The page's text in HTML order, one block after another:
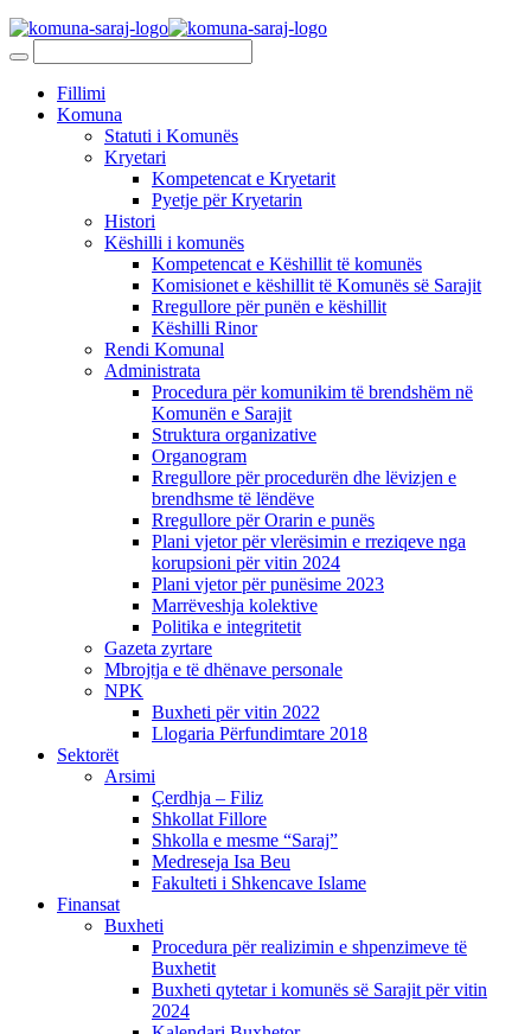
Fillimi
Komuna
Statuti i Komunës
Kryetari
Kompetencat e Kryetarit
Pyetje për Kryetarin
Histori
Këshilli i komunës
Kompetencat e Këshillit të komunës
Komisionet e këshillit të Komunës së Sarajit
Rregullore për punën e këshillit
Këshilli Rinor
Rendi Komunal
Administrata
Procedura për komunikim të brendshëm në
Komunën e Sarajit
Struktura organizative
Organogram
Rregullore për procedurën dhe lëvizjen e
brendhsme të lëndëve
Rregullore për Orarin e punës
Plani vjetor për vlerësimin e rreziqeve nga
korupsioni për vitin 2024
Plani vjetor për punësime 2023
Marrëveshja kolektive
Politika e integritetit
Gazeta zyrtare
Mbrojtja e të dhënave personale
NPK
Buxheti për vitin 2022
Llogaria Përfundimtare 2018
Sektorët
Arsimi
Çerdhja – Filiz
Shkollat Fillore
Shkolla e mesme “Saraj”
Medreseja Isa Beu
Fakulteti i Shkencave Islame
Finansat
Buxheti
Procedura për realizimin e shpenzimeve të
Buxhetit
Buxheti qytetar i komunës së Sarajit për vitin
2024